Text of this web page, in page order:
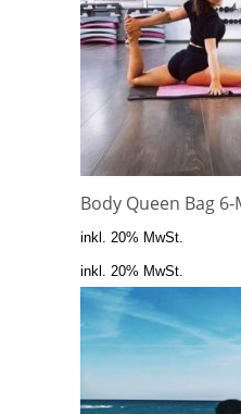
Body Queen Bag
inkl. 20% MwSt.
inkl. 20% MwSt.